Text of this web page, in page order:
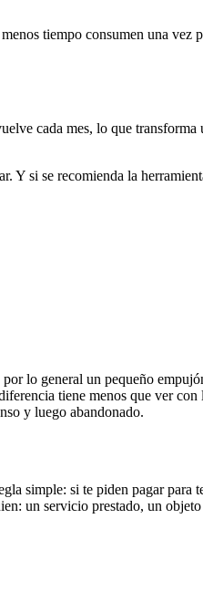
tiempo consumen una vez
cada mes, lo que
Y si se recomienda la
lo general un pequeño
tiene menos que ver
y luego abandonado.
simple: si te piden pagar para
un servicio prestado, un